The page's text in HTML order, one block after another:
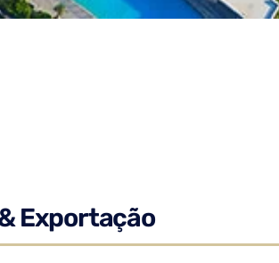
Exportação